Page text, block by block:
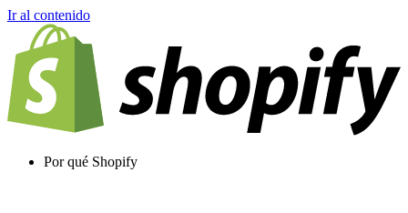
Ir al contenido
Por qué Shopify